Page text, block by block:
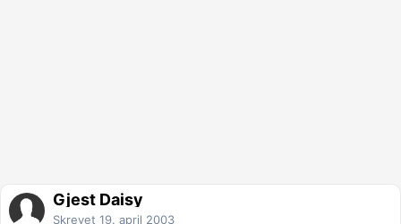
Gjest Daisy
Skrevet 19. april 2003